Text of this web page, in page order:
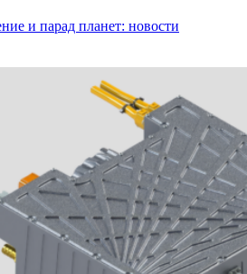
и парад планет: новости